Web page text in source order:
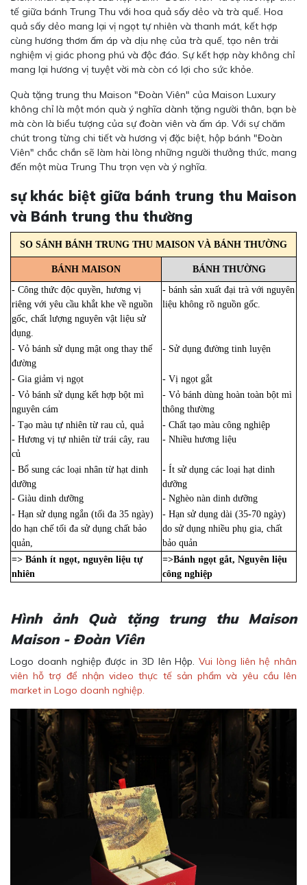
tế giữa bánh Trung Thu với hoa quả sấy dẻo và trà quế. Hoa
quả sấy dẻo mang lại vị ngọt tự nhiên và thanh mát, kết hợp
cùng hương thơm ấm áp và dịu nhẹ của trà quế, tạo nên trải
nghiệm vị giác phong phú và độc đáo. Sự kết hợp này không chỉ
mang lại hương vị tuyệt vời mà còn có lợi cho sức khỏe.
Quà tặng trung thu Maison "Đoàn Viên" của Maison Luxury
không chỉ là một món quà ý nghĩa dành tặng người thân, bạn bè
mà còn là biểu tượng của sự đoàn viên và ấm áp. Với sự chăm
chút trong từng chi tiết và hương vị đặc biệt, hộp bánh "Đoàn
Viên" chắc chắn sẽ làm hài lòng những người thưởng thức, mang
đến một mùa Trung Thu trọn vẹn và ý nghĩa.
sự khác biệt giữa bánh trung thu Maison
và Bánh trung thu thường
SO SÁNH BÁNH TRUNG THU MAISON VÀ BÁNH THƯỜNG
BÁNH MAISON
BÁNH THƯỜNG
- Công thức độc quyền, hương vị
riêng với yêu cầu khắt khe về nguồn
gốc, chất lượng nguyên vật liệu sử
dụng.
- bánh sản xuất đại trà với nguyên
liệu không rõ nguồn gốc.
- Vỏ bánh sử dụng mật ong thay thế
đường
- Sử dụng đường tinh luyện
- Gia giảm vị ngọt
- Vị ngọt gắt
- Vỏ bánh sử dụng kết hợp bột mì
nguyên cám
- Vỏ bánh dùng hoàn toàn bột mì
thông thường
- Tạo màu tự nhiên từ rau củ, quả
- Hương vị tự nhiên từ trái cây, rau
củ
- Chất tạo màu công nghiệp
- Nhiều hương liệu
- Bổ sung các loại nhân từ hạt dinh
dưỡng
- Giàu dinh dưỡng
- Ít sử dụng các loại hạt dinh
dưỡng
- Nghèo nàn dinh dưỡng
- Hạn sử dụng ngắn (tối đa 35 ngày)
do hạn chế tối đa sử dụng chất bảo
quản,
- Hạn sử dụng dài (35-70 ngày)
do sử dụng nhiều phụ gia, chất
bảo quản
=> Bánh ít ngọt, nguyên liệu tự
nhiên
=>Bánh ngọt gắt, Nguyên liệu
công nghiệp
Hình ảnh Quà tặng trung thu Maison
Maison - Đoàn Viên
Logo doanh nghiệp được in 3D lên Hộp. Vui lòng liên hệ nhân
viên hỗ trợ để nhận video thực tế sản phẩm và yêu cầu lên
market in Logo doanh nghiệp.